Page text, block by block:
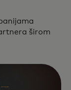
širom